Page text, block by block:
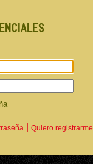
Quiero registrarme